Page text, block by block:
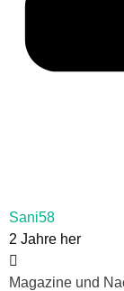
Sani58
2 Jahre her
Magazine und